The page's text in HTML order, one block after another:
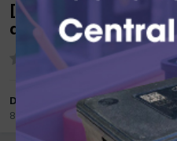
[Gestionale TECA]
dati
Da laconifabio
8 Febbraio 2012inInformazione e